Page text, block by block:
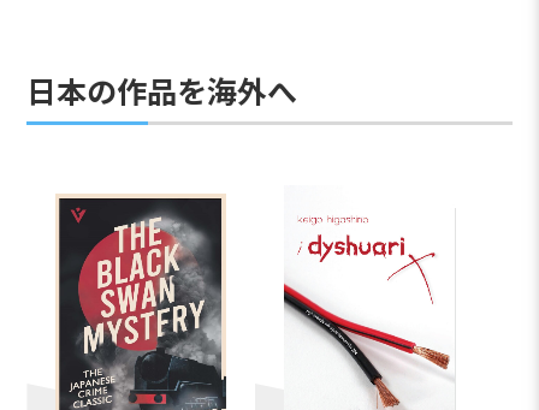
日本の作品を海外へ